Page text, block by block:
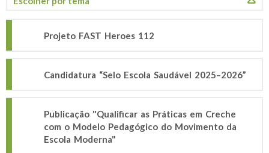
Projeto FAST Heroes 112
Candidatura “Selo Escola Saudável 2025–2026”
Publicação "Qualificar as Práticas em Creche
com o Modelo Pedagógico do Movimento da
Escola Moderna"